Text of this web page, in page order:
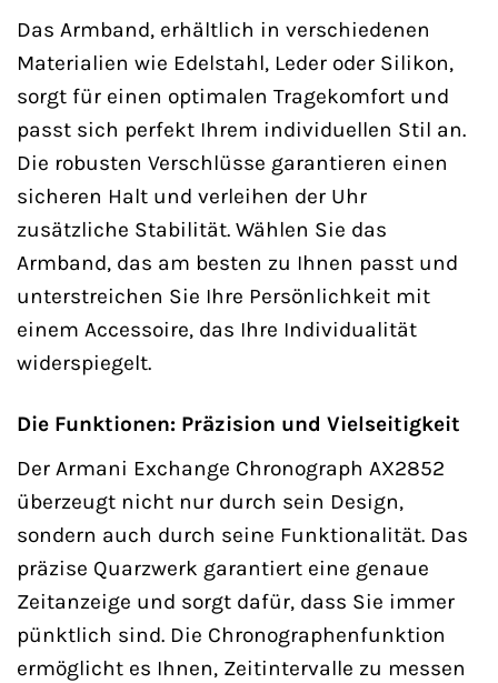
Das Armband, erhältlich in verschiedenen
Materialien wie Edelstahl, Leder oder Silikon,
sorgt für einen optimalen Tragekomfort und
passt sich perfekt Ihrem individuellen Stil an.
Die robusten Verschlüsse garantieren einen
sicheren Halt und verleihen der Uhr
zusätzliche Stabilität. Wählen Sie das
Armband, das am besten zu Ihnen passt und
unterstreichen Sie Ihre Persönlichkeit mit
einem Accessoire, das Ihre Individualität
widerspiegelt.
Die Funktionen: Präzision und Vielseitigkeit
Der Armani Exchange Chronograph AX2852
überzeugt nicht nur durch sein Design,
sondern auch durch seine Funktionalität. Das
präzise Quarzwerk garantiert eine genaue
Zeitanzeige und sorgt dafür, dass Sie immer
pünktlich sind. Die Chronographenfunktion
ermöglicht es Ihnen, Zeitintervalle zu messen